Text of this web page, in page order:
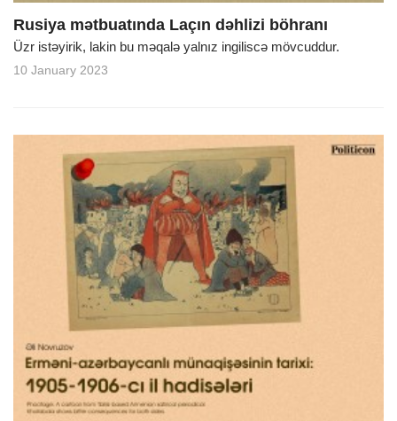
Rusiya mətbuatında Laçın dəhlizi böhranı
Üzr istəyirik, lakin bu məqalə yalnız ingiliscə mövcuddur.
10 January 2023